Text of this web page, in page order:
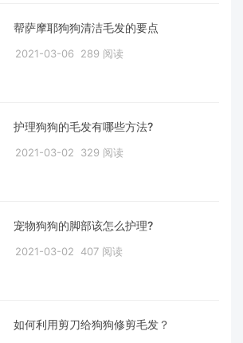
帮萨摩耶狗狗清洁毛发的要点
2021-03-06 289 阅读
护理狗狗的毛发有哪些方法?
2021-03-02 329 阅读
宠物狗狗的脚部该怎么护理?
2021-03-02 407 阅读
如何利用剪刀给狗狗修剪毛发？